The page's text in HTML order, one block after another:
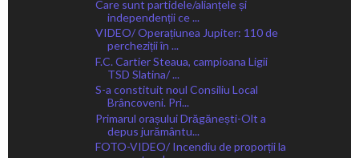
Care sunt partidele/alianțele și
independenții ce ...
VIDEO/ Operațiunea Jupiter: 110 de
percheziții în ...
F.C. Cartier Steaua, campioana Ligii
TSD Slatina/ ...
S-a constituit noul Consiliu Local
Brâncoveni. Pri...
Primarul orașului Drăgănești-Olt a
depus jurământu...
FOTO-VIDEO/ Incendiu de proporții la